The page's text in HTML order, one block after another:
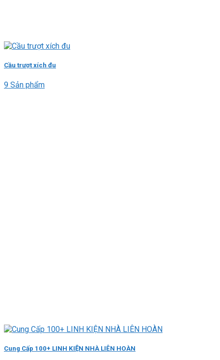
Cầu trượt xích đu
9 Sản phẩm
Cung Cấp 100+ LINH KIỆN NHÀ LIÊN HOÀN